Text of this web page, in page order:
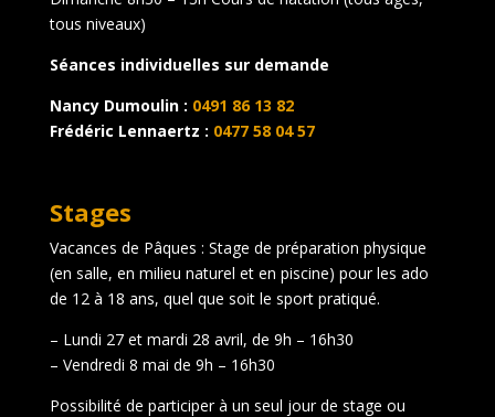
tous niveaux)
Séances individuelles sur demande
Nancy Dumoulin : 0491 86 13 82
Frédéric Lennaertz : 0477 58 04 57
Stages
Vacances de Pâques : Stage de préparation physique
(en salle, en milieu naturel et en piscine) pour les ado
de 12 à 18 ans, quel que soit le sport pratiqué.
– Lundi 27 et mardi 28 avril, de 9h – 16h30
– Vendredi 8 mai de 9h – 16h30
Possibilité de participer à un seul jour de stage ou